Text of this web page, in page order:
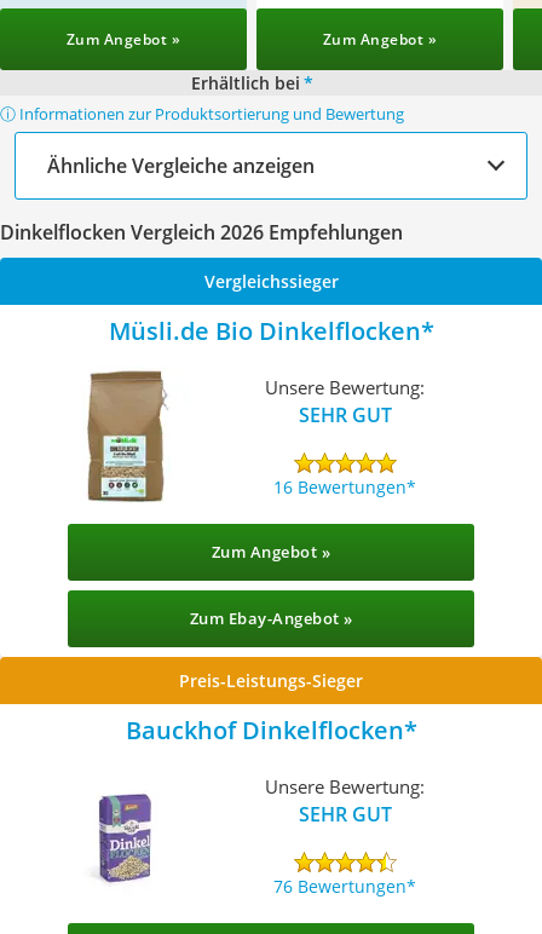
Zum Angebot » Zum Angebot »
Erhältlich bei *
ⓘ Informationen zur Produktsortierung und Bewertung
Ähnliche Vergleiche anzeigen
Dinkelflocken Vergleich 2026 Empfehlungen
Vergleichssieger
Müsli.de Bio Dinkelflocken
Unsere Bewertung:
SEHR GUT
16 Bewertungen
Zum Angebot »
Zum Ebay-Angebot »
Preis-Leistungs-Sieger
Bauckhof Dinkelflocken
Unsere Bewertung:
SEHR GUT
76 Bewertungen